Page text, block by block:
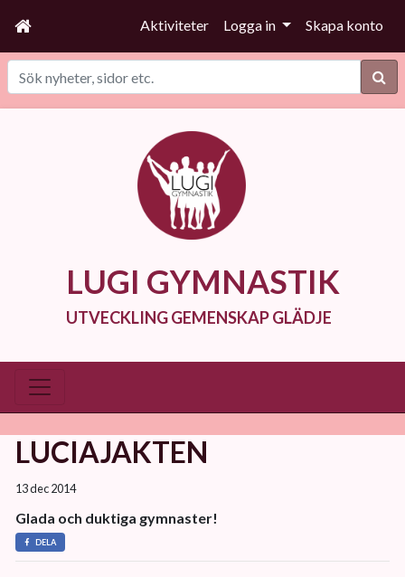
Aktiviteter Logga in Skapa konto
Sök
LUGI GYMNASTIK
UTVECKLING GEMENSKAP GLÄDJE
LUCIAJAKTEN
13 dec 2014
Glada och duktiga gymnaster!
DELA